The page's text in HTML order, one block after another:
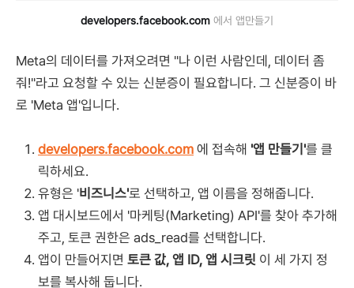
developers.facebook.com 에서 앱만들기
Meta의 데이터를 가져오려면 "나 이런 사람인데, 데이터 좀
줘!"라고 요청할 수 있는 신분증이 필요합니다. 그 신분증이 바
로 'Meta 앱'입니다.
developers.facebook.com 에 접속해 '앱 만들기'를 클
릭하세요.
유형은 '비즈니스'로 선택하고, 앱 이름을 정해줍니다.
앱 대시보드에서 '마케팅(Marketing) API'를 찾아 추가해
주고, 토큰 권한은 ads_read를 선택합니다.
앱이 만들어지면 토큰 값, 앱 ID, 앱 시크릿 이 세 가지 정
보를 복사해 둡니다.